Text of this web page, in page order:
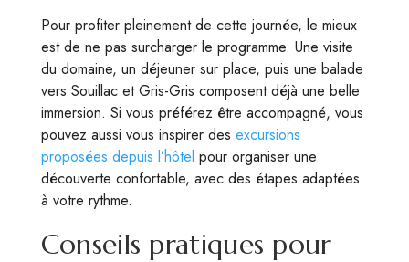
Pour profiter pleinement de cette journée, le mieux
est de ne pas surcharger le programme. Une visite
du domaine, un déjeuner sur place, puis une balade
vers Souillac et Gris-Gris composent déjà une belle
immersion. Si vous préférez être accompagné, vous
pouvez aussi vous inspirer des excursions
proposées depuis l’hôtel pour organiser une
découverte confortable, avec des étapes adaptées
à votre rythme.
Conseils pratiques pour